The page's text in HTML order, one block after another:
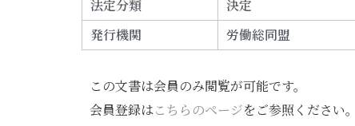
法定分類
決定
発行機関
労働総同盟
この文書は会員のみ閲覧が可能です。
会員登録はこちらのページをご参照ください。